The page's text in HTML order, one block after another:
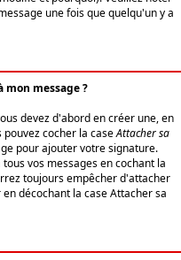
une fois que quelqu'un y a
message ?
devez d'abord en créer une, en
pouvez cocher la caseAttacher sa
pour ajouter votre signature.
vos messages en cochant la
toujours empêcher d'attacher
décochant la case Attacher sa